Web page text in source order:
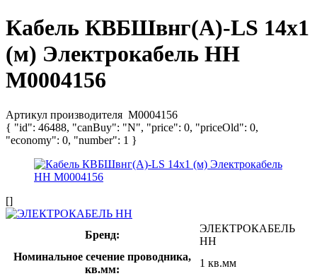
Кабель КВБШвнг(А)-LS 14х1
(м) Электрокабель НН
M0004156
Артикул производителя M0004156
{ "id": 46488, "canBuy": "N", "price": 0, "priceOld": 0,
"economy": 0, "number": 1 }
[]
Бренд:
ЭЛЕКТРОКАБЕЛЬ
НН
Номинальное сечение проводника,
кв.мм:
1 кв.мм